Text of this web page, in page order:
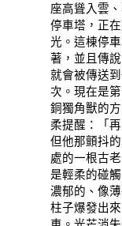
座高聳入雲
停車塔，正
光。這棟停
著，並且傳
就會被傳送
次。現在是
銅獨角獸的
柔提醒：「
但他那顫抖
處的一根古
是輕柔的碰
濃郁的、像
柱子爆發出